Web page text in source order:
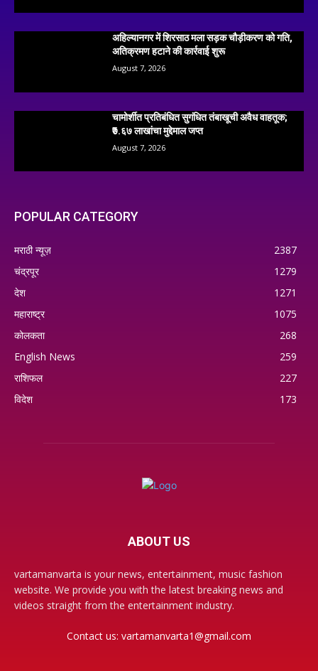
अहिल्यानगर में शिरसाठ मला सड़क चौड़ीकरण को गति,
अतिक्रमण हटाने की कार्रवाई शुरू
August 7, 2026
चामोर्शीत प्रतिबंधित सुगंधित तंबाखूची अवैध वाहतूक;
₹७.६७ लाखांचा मुद्देमाल जप्त
August 7, 2026
POPULAR CATEGORY
मराठी न्यूज़
2387
चंद्रपूर
1279
देश
1271
महाराष्ट्र
1075
कोलकता
268
English News
259
राशिफल
227
विदेश
173
ABOUT US
vartamanvarta is your news, entertainment, music fashion
website. We provide you with the latest breaking news and
videos straight from the entertainment industry.
Contact us: vartamanvarta1@gmail.com